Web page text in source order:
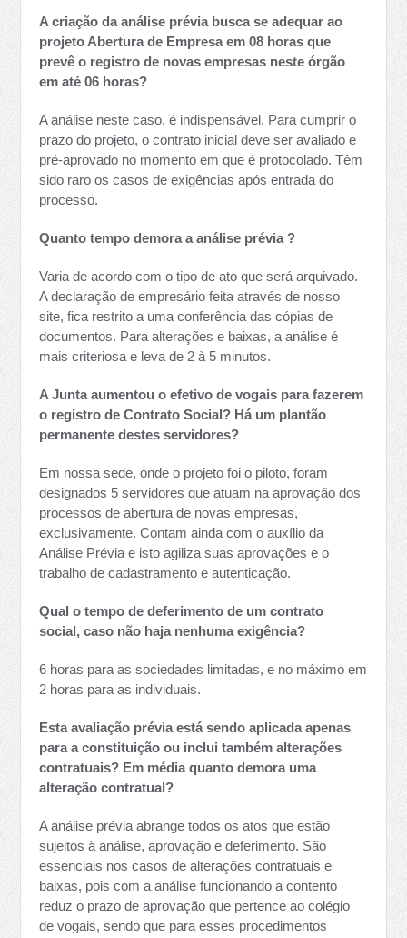
A criação da análise prévia busca se adequar ao
projeto Abertura de Empresa em 08 horas que
prevê o registro de novas empresas neste órgão
em até 06 horas?
A análise neste caso, é indispensável. Para cumprir o
prazo do projeto, o contrato inicial deve ser avaliado e
pré-aprovado no momento em que é protocolado. Têm
sido raro os casos de exigências após entrada do
processo.
Quanto tempo demora a análise prévia ?
Varia de acordo com o tipo de ato que será arquivado.
A declaração de empresário feita através de nosso
site, fica restrito a uma conferência das cópias de
documentos. Para alterações e baixas, a análise é
mais criteriosa e leva de 2 à 5 minutos.
A Junta aumentou o efetivo de vogais para fazerem
o registro de Contrato Social? Há um plantão
permanente destes servidores?
Em nossa sede, onde o projeto foi o piloto, foram
designados 5 servidores que atuam na aprovação dos
processos de abertura de novas empresas,
exclusivamente. Contam ainda com o auxílio da
Análise Prévia e isto agiliza suas aprovações e o
trabalho de cadastramento e autenticação.
Qual o tempo de deferimento de um contrato
social, caso não haja nenhuma exigência?
6 horas para as sociedades limitadas, e no máximo em
2 horas para as individuais.
Esta avaliação prévia está sendo aplicada apenas
para a constituição ou inclui também alterações
contratuais? Em média quanto demora uma
alteração contratual?
A análise prévia abrange todos os atos que estão
sujeitos à análise, aprovação e deferimento. São
essenciais nos casos de alterações contratuais e
baixas, pois com a análise funcionando a contento
reduz o prazo de aprovação que pertence ao colégio
de vogais, sendo que para esses procedimentos